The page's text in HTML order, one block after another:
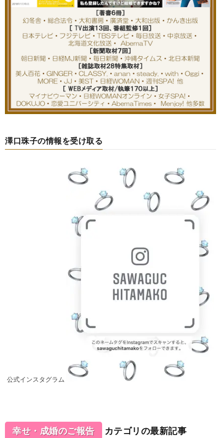
澤口珠子の情報を受け取る
公式インスタグラム
幸せ・成婚のご報告 カテゴリの最新記事